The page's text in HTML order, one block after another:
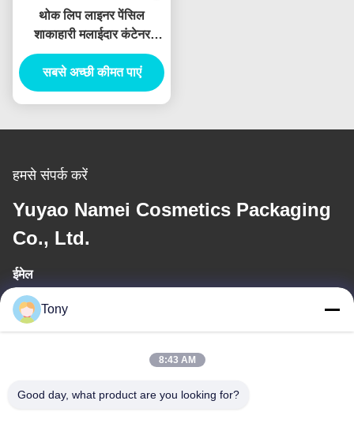
थोक लिप लाइनर पेंसिल
शाकाहारी मलाईदार कंटेनर
जलरोधक कस्टम लोगो निजी
लेबल
सबसे अच्छी कीमत पाएं
हमसे संपर्क करें
Yuyao Namei Cosmetics Packaging
Co., Ltd.
ईमेल
tony@chinacosmeticpackaging.com
हमारा पता
Tony
8:43 AM
Good day, what product are you looking for?